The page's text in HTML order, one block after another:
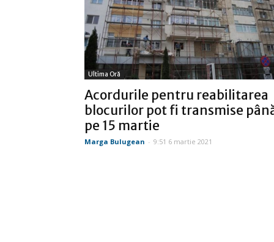
Ultima Oră
Acordurile pentru reabilitarea
blocurilor pot fi transmise
pe 15 martie
Marga Bulugean - 9:51 6 martie 2021